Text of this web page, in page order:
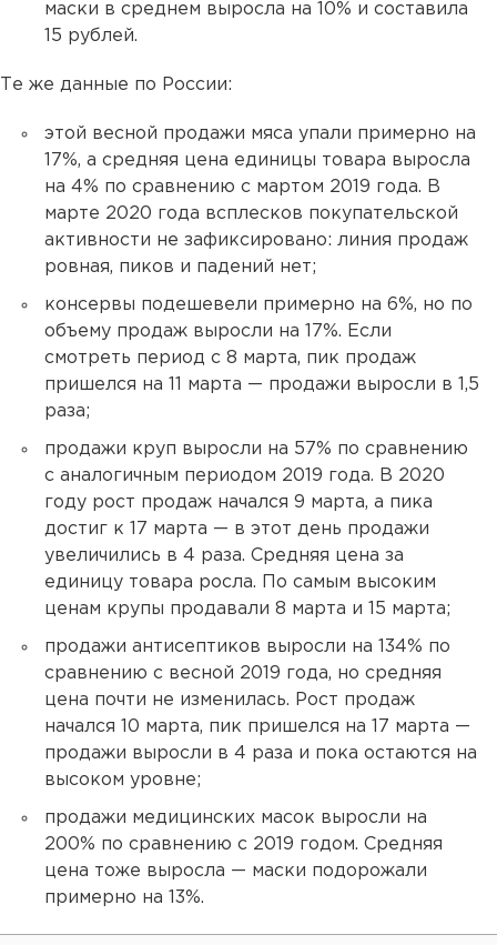
маски в среднем выросла на 10% и составила
15 рублей.
Те же данные по России:
этой весной продажи мяса упали примерно на
17%, а средняя цена единицы товара выросла
на 4% по сравнению с мартом 2019 года. В
марте 2020 года всплесков покупательской
активности не зафиксировано: линия продаж
ровная, пиков и падений нет;
консервы подешевели примерно на 6%, но по
объему продаж выросли на 17%. Если
смотреть период с 8 марта, пик продаж
пришелся на 11 марта — продажи выросли в 1,5
раза;
продажи круп выросли на 57% по сравнению
с аналогичным периодом 2019 года. В 2020
году рост продаж начался 9 марта, а пика
достиг к 17 марта — в этот день продажи
увеличились в 4 раза. Средняя цена за
единицу товара росла. По самым высоким
ценам крупы продавали 8 марта и 15 марта;
продажи антисептиков выросли на 134% по
сравнению с весной 2019 года, но средняя
цена почти не изменилась. Рост продаж
начался 10 марта, пик пришелся на 17 марта —
продажи выросли в 4 раза и пока остаются на
высоком уровне;
продажи медицинских масок выросли на
200% по сравнению с 2019 годом. Средняя
цена тоже выросла — маски подорожали
примерно на 13%.